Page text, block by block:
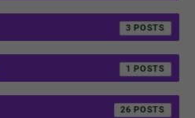
3
1
26